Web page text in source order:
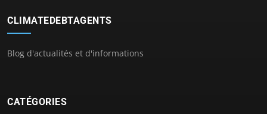
CLIMATEDEBTAGENTS
Blog d'actualités et d'informations
CATÉGORIES